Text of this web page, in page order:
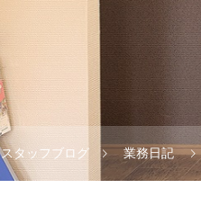
スタッフブログ 業務日記